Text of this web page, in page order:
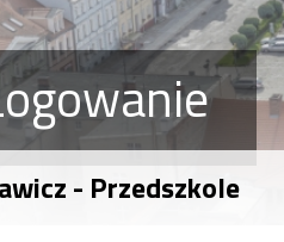
- Przedszkole